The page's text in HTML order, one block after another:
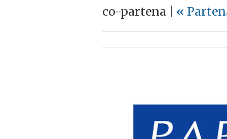
co-partena | «